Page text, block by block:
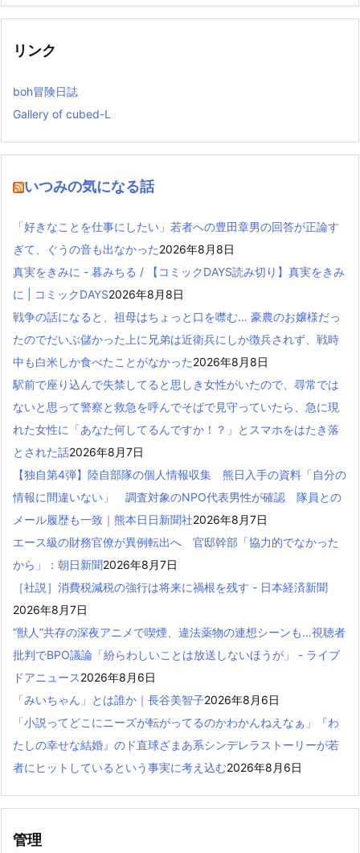
リ
リンク
boh冒険日誌
Gallery of cubed-L
いつみの気になる話
「好きなことを仕事にしたい」若者への豊田章男の回答が正論す
ぎて、ぐうの音も出なかった2026年8月8日
真実をきみに - 暮みちる / 【コミックDAYS読み切り】真実をきみ
に | コミックDAYS2026年8月8日
戦争の話になると、祖母はちょっと口を噤む… 豪農のお嬢様だっ
たのでだいぶ儲かった上に兄弟は近衛兵にしか徴兵されず、戦時
中も白米しか食べたことがなかった2026年8月8日
駅前で座り込んで失禁してると思しき女性がいたので、尋常では
ないと思って警察と救急を呼んでそばで見守っていたら、急に現
れた女性に「あなた何してるんですか！？」とスマホをはたき落
とされた話2026年8月7日
【独自第4弾】陸自部隊の個人情報収集 熊日入手の資料「自分の
情報に間違いない」 調査対象のNPO代表男性が確認 隊員との
メール履歴も一致｜熊本日日新聞社2026年8月7日
エース級の財務官僚が異例転出へ 官邸幹部「協力的でなかった
から」：朝日新聞2026年8月7日
［社説］消費税減税の強行は将来に禍根を残す - 日本経済新聞
2026年8月7日
“獣人”共存の深夜アニメで喫煙、違法薬物の連想シーンも…視聴者
批判でBPO議論「紛らわしいことは放送しないほうが」 - ライブ
ドアニュース2026年8月6日
「みいちゃん」とは誰か｜長谷美智子2026年8月6日
「小説ってどこにニーズが転がってるのかわかんねえなぁ」『わ
たしの幸せな結婚』のド直球ざまあ系シンデレラストーリーが若
者にヒットしているという事実に考え込む2026年8月6日
管理